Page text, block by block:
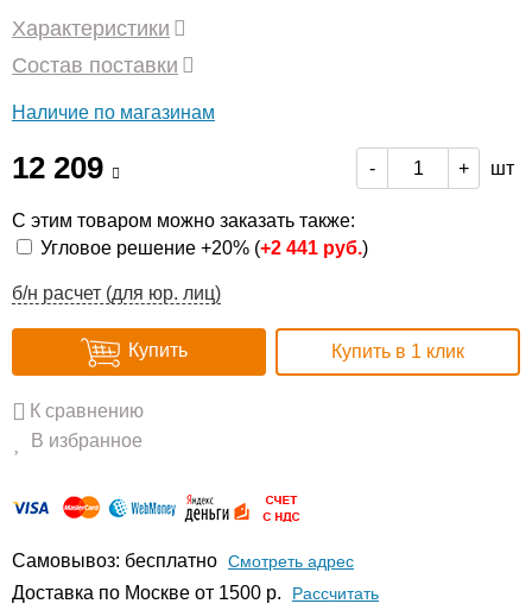
Характеристики
Состав поставки
Наличие по магазинам
12 209 - + шт
С этим товаром можно заказать также:
Угловое решение +20% (+2 441 руб.)
б/н расчет (для юр. лиц)
Купить Купить в 1 клик
К сравнению
В избранное
Самовывоз: бесплатно Смотреть адрес
Доставка по Москве от 1500 р. Расcчитать